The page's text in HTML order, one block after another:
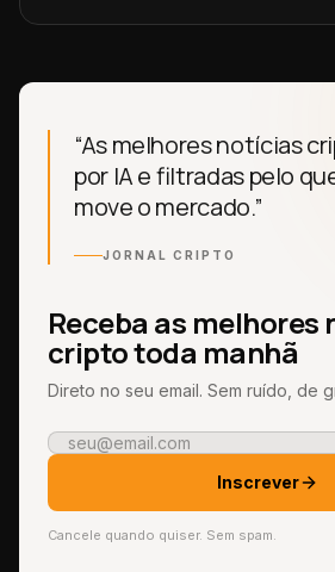
“As melhores notícias
por IA e filtradas pelo
move o mercado.”
JORNAL CRIPTO
Receba as melhores
cripto toda manhã
Direto no seu email. Sem ruído, de
Inscrever
Cancele quando quiser. Sem spam.